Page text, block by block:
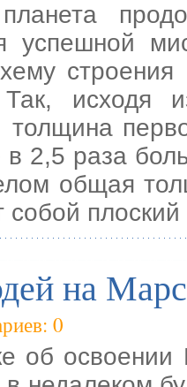
успешной
Так, исходя
толщина
в 2,5 раза
общая
собой плоский
на
0
об освоении